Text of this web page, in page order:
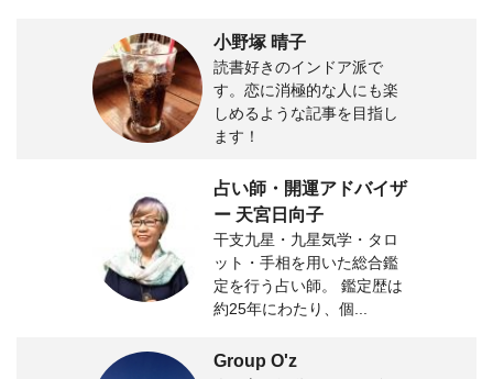
小野塚 晴子
読書好きのインドア派で
す。恋に消極的な人にも楽
しめるような記事を目指し
ます！
占い師・開運アドバイザ
ー 天宮日向子
干支九星・九星気学・タロ
ット・手相を用いた総合鑑
定を行う占い師。 鑑定歴は
約25年にわたり、個...
Group O'z